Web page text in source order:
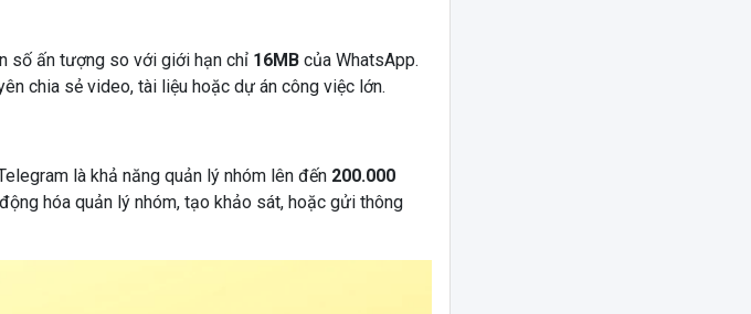
số ấn tượng so với giới hạn chỉ 16MBcủa WhatsApp.
chia sẻ video, tài liệu hoặc dự án công việc lớn.
là khả năng quản lý nhóm lên đến 200.000
hóa quản lý nhóm, tạo khảo sát, hoặc gửi thông